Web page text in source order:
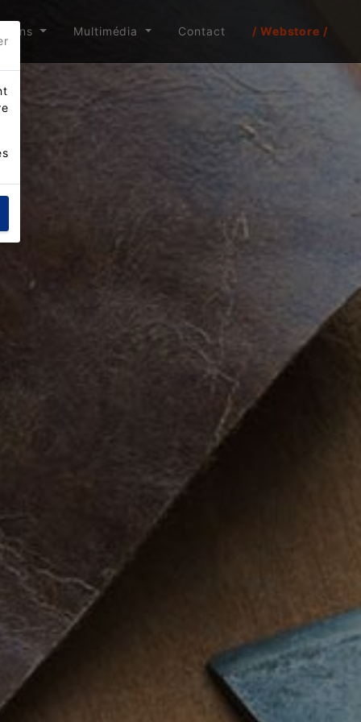
Multimédia Contact / Webstore /